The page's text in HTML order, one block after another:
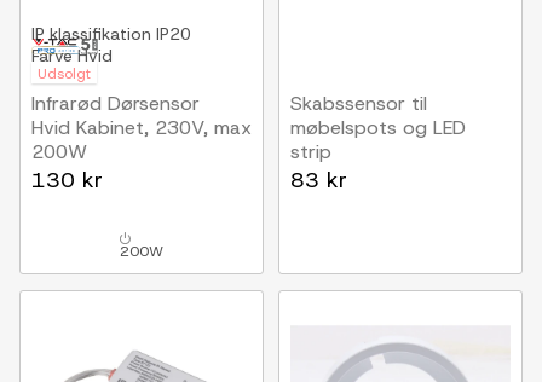
Udsolgt
IP klassifikation IP20
FarveHvid
Infrarød Dørsensor
Hvid Kabinet, 230V, max
200W
130 kr
200W
Skabssensor til
møbelspots og LED
strip
12V (60W), 24V
83 kr